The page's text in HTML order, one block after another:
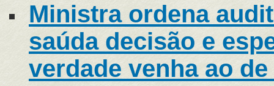
Ministra ordena
saúda decisão e
verdade venha ao